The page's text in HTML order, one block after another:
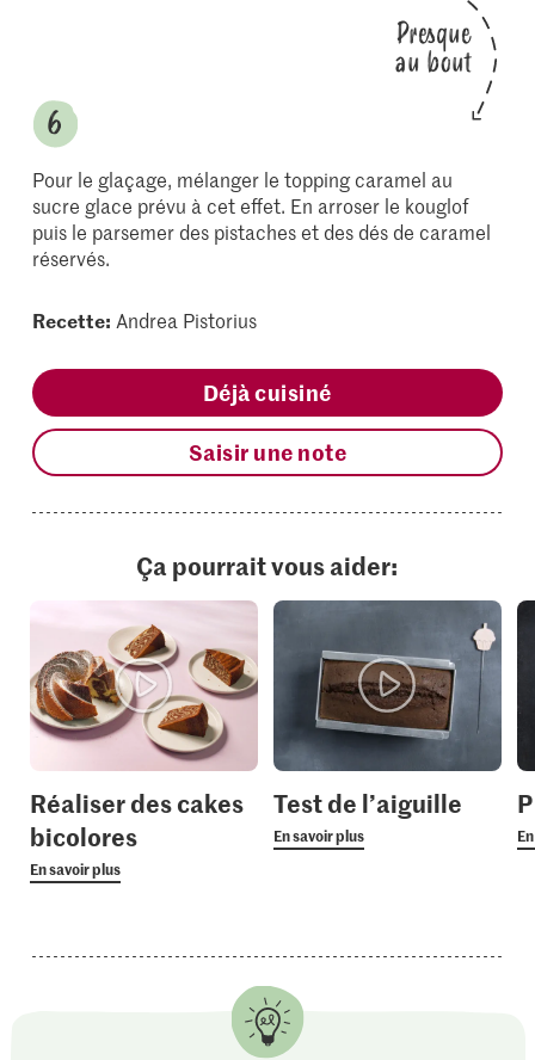
Presque
au bout
Pour le glaçage, mélanger le topping caramel au
sucre glace prévu à cet effet. En arroser le kouglof
puis le parsemer des pistaches et des dés de caramel
réservés.
Recette: Andrea Pistorius
Déjà cuisiné
Saisir une note
Ça pourrait vous aider:
Réaliser des cakes
bicolores
En savoir plus
Test de l’aiguille
En savoir plus